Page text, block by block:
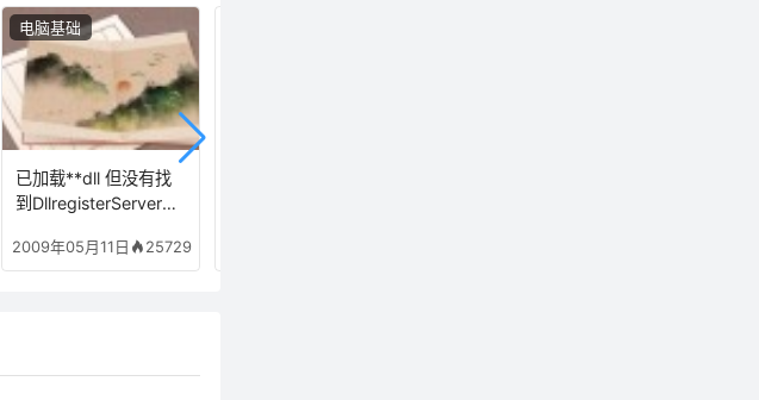
已加载**dll 但没有找
到DllregisterServer输
件错误
2009年05月11日 25729
电脑基础